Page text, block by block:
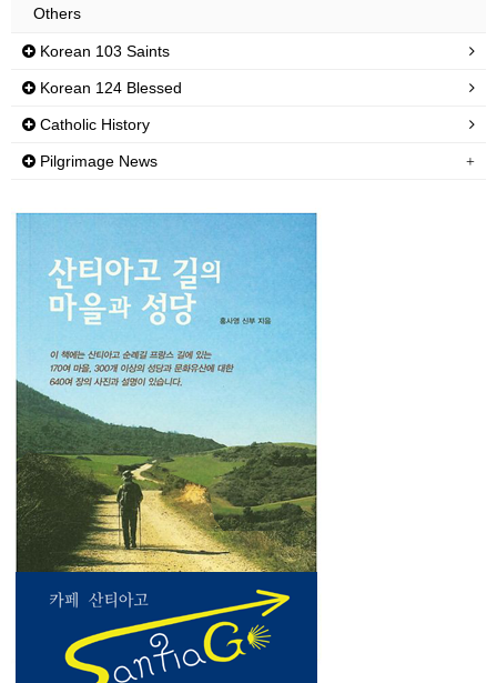
Others
Korean 103 Saints
Korean 124 Blessed
Catholic History
Pilgrimage News